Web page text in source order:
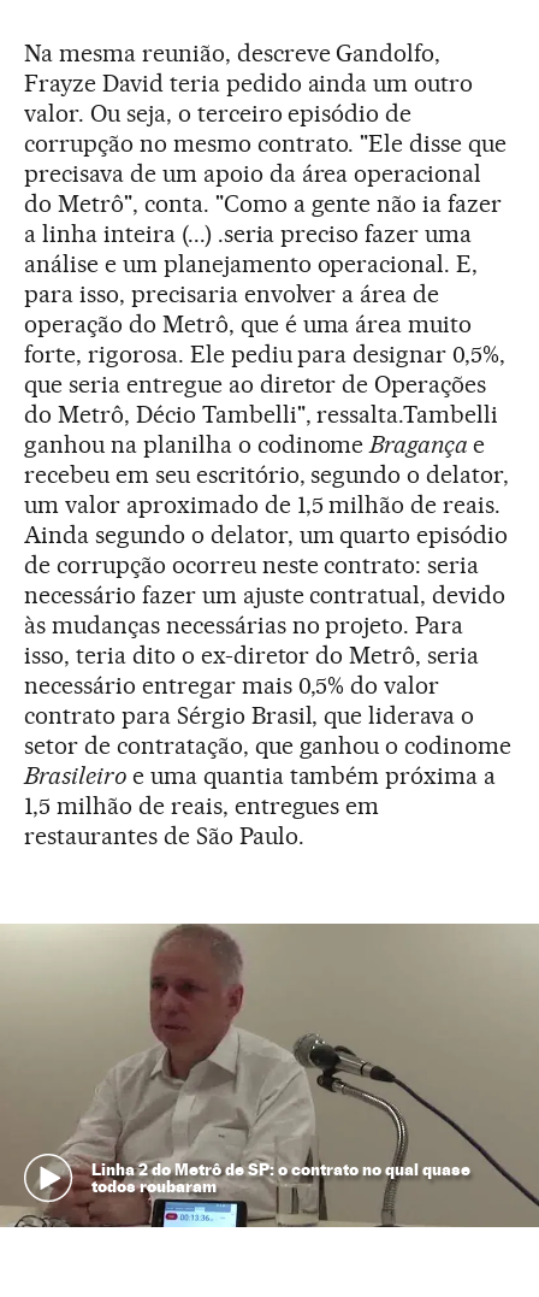
Na mesma reunião, descreve Gandolfo,
Frayze David teria pedido ainda um outro
valor. Ou seja, o terceiro episódio de
corrupção no mesmo contrato. "Ele disse que
precisava de um apoio da área operacional
do Metrô", conta. "Como a gente não ia fazer
a linha inteira (...) .seria preciso fazer uma
análise e um planejamento operacional. E,
para isso, precisaria envolver a área de
operação do Metrô, que é uma área muito
forte, rigorosa. Ele pediu para designar 0,5%,
que seria entregue ao diretor de Operações
do Metrô, Décio Tambelli", ressalta.Tambelli
ganhou na planilha o codinome Bragançae
recebeu em seu escritório, segundo o delator,
um valor aproximado de 1,5 milhão de reais.
Ainda segundo o delator, um quarto episódio
de corrupção ocorreu neste contrato: seria
necessário fazer um ajuste contratual, devido
às mudanças necessárias no projeto. Para
isso, teria dito o ex-diretor do Metrô, seria
necessário entregar mais 0,5% do valor
contrato para Sérgio Brasil, que liderava o
setor de contratação, que ganhou o codinome
Brasileiroe uma quantia também próxima a
1,5 milhão de reais, entregues em
restaurantes de São Paulo.
Linha 2 do Metrô de SP: o contrato no qual quase
todos roubaram